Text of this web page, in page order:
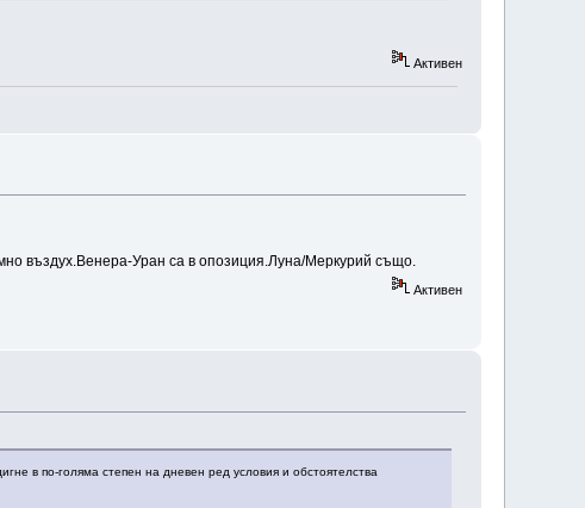
Активен
въздух.Венера-Уран са в опозиция.Луна/Меркурий също.
Активен
в по-голяма степен на дневен ред условия и обстоятелства